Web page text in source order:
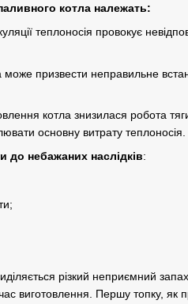
котла належать:
теплоносія провокує
призвести неправильне
котла знизилася робота
основну витрату теплоносія.
до небажаних наслідків:
різкий неприємний
виготовлення. Першу топку,